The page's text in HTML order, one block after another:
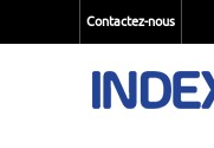
Contactez-nous